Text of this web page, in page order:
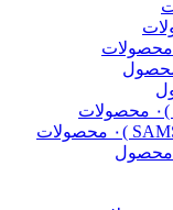
۰ محصولات
۰ محصولات